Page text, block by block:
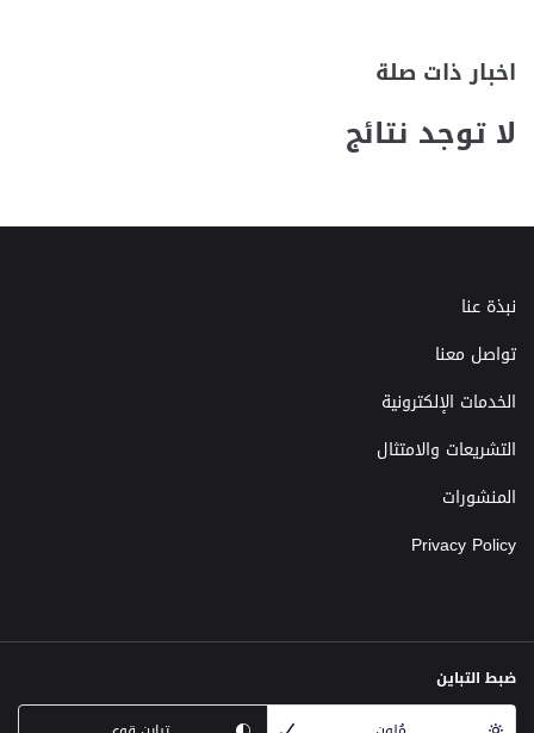
اخبار ذات صلة
لا توجد نتائج
نبذة عنا
تواصل معنا
الخدمات الإلكترونية
التشريعات والامتثال
المنشورات
Privacy Policy
ضبط التباين